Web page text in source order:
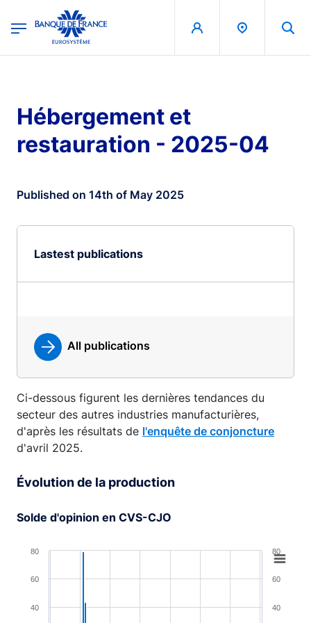
Banque de France - Menu Principal
Hébergement et
restauration - 2025-04
Published on 14th of May 2025
Lastest publications
All publications
Ci-dessous figurent les dernières tendances du
secteur des autres industries manufacturières,
d'après les résultats de l'enquête de conjoncture
d'avril 2025.
Évolution de la production
Solde d'opinion en CVS-CJO
Combination chart with 4 data series.
The chart has 1 X axis displaying XAxis.
40
60
80
40
60
80